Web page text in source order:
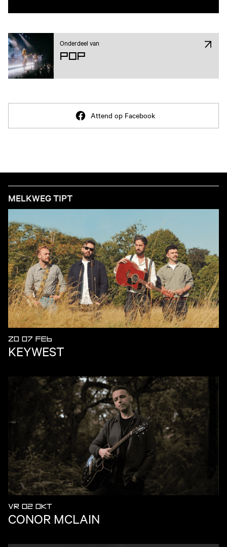
Onderdeel van
Pop
Attend op Facebook
MELKWEG TIPT
ZO 07 FEB
KEYWEST
VR 02 OKT
CONOR MCLAIN